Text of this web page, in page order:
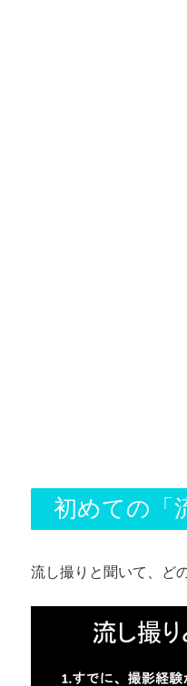
初めての「
流し撮りと聞いて、ど